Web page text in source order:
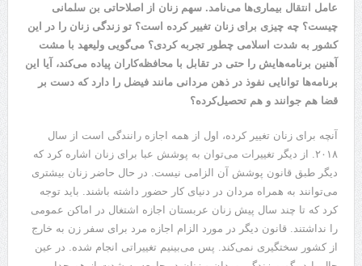
عامل انتقال بیماری‌ها می‌نامد. سهم زنان از اصلاحاتی بن سلمانی
چیست؟ چه چیزی برای زنان تغییر کرده است؟ تو زندگی زنان را در این
کشور به شدت اسلامی چطور تجربه کردی؟ می‌گویی ولیعهد با مشت
آهنین برنامه‌هایش را حتی در تقابل با محافظه‌کاران پیاده می‌کند، آیا این
برنامه‌ها توانایی نفوذ در ذهن مردانی مانند فیضل را دارد که دست بر
قضا هم جوانند و هم تحصیل‌کرده؟
آنچه برای زنان تغییر کرده، اول از همه اجازه رانندگی است از سال
۲۰۱۸. از دیگر تغییرات می‌توان به پوشش عبا برای زنان اشاره کرد که
دیگر طبق قانون پوشش آن الزامی نیست. در حال حاضر زنان بیشتری
می‌توانند به همراه مردان در دنیای کار حضور داشته باشند. باید توجه
کرد که تا چند سال پیش زنان عربستان اجازه اشتغال در اماکن عمومی
را نداشتند. قانون دیگر در مورد الزام اجازه مرد برای سفر زن به خارج
از کشور سختگیری نمی‌کند. پس می‌بینیم تغییراتی انجام شده. در عین